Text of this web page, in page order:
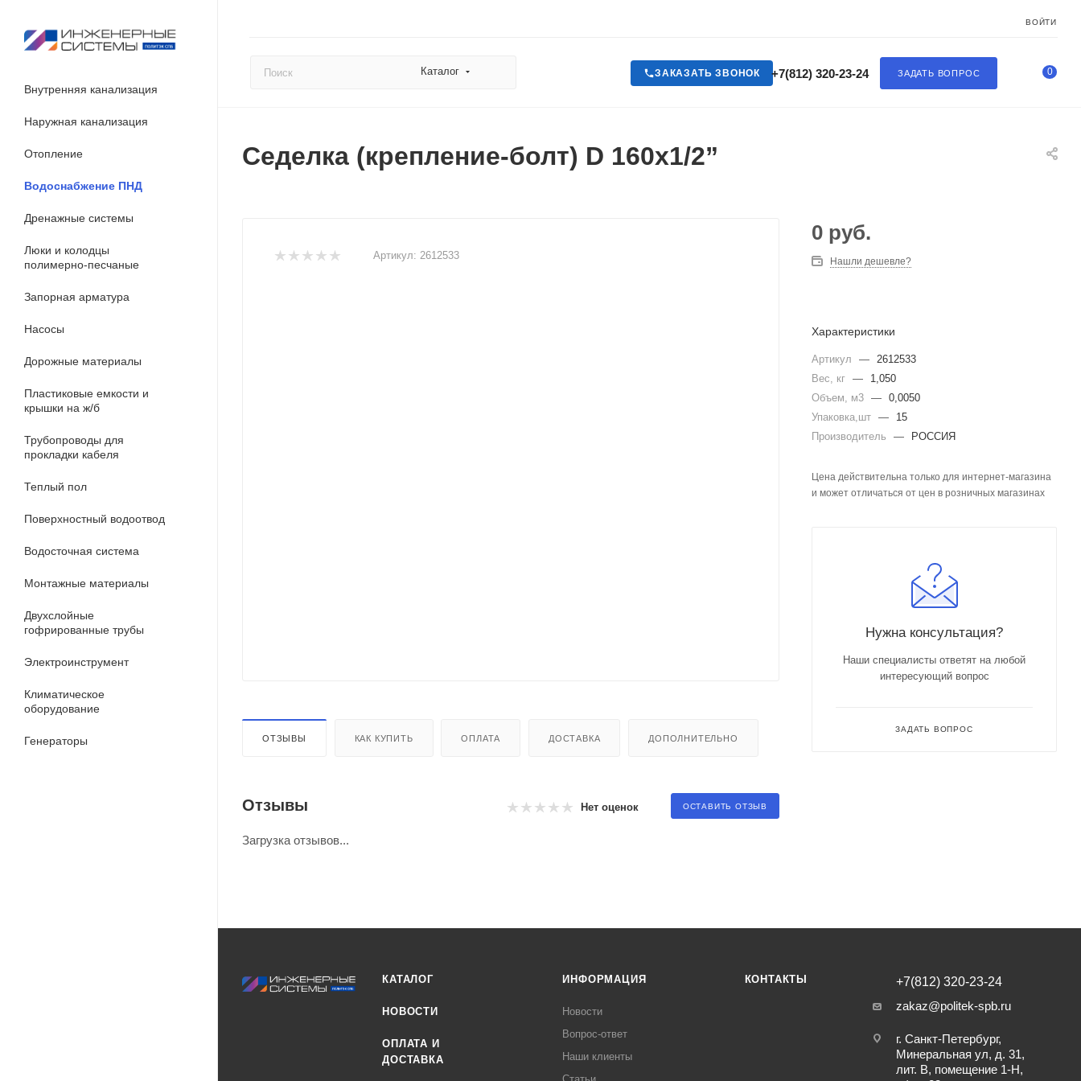
ВОЙТИ
Каталог ЗАДАТЬ ВОПРОС
+7(812) 320-23-24
ЗАКАЗАТЬ ЗВОНОК 0
Внутренняя канализация
Наружная канализация
Отопление
Водоснабжение ПНД
Дренажные системы
Люки и колодцы
полимерно-песчаные
Запорная арматура
Насосы
Дорожные материалы
Пластиковые емкости и
крышки на ж/б
Трубопроводы для
прокладки кабеля
Теплый пол
Поверхностный водоотвод
Водосточная система
Монтажные материалы
Двухслойные
гофрированные трубы
Электроинструмент
Климатическое
оборудование
Генераторы
Седелка (крепление-болт) D 160х1/2”
Артикул: 2612533
ОТЗЫВЫ КАК КУПИТЬ ОПЛАТА ДОСТАВКА ДОПОЛНИТЕЛЬНО
Отзывы Нет оценок ОСТАВИТЬ ОТЗЫВ
Загрузка отзывов...
0 руб.
Нашли дешевле?
Характеристики
Артикул — 2612533
Вес, кг —
1,050
Объем, м3 — 0,0050
Упаковка,шт —
15
Производитель
— РОССИЯ
Цена действительна только для интернет-магазина
и может отличаться от цен в розничных магазинах
Нужна консультация?
Наши специалисты ответят на любой
интересующий вопрос
ЗАДАТЬ ВОПРОС
КАТАЛОГ
НОВОСТИ
ОПЛАТА И
ДОСТАВКА
ИНФОРМАЦИЯ
Новости
Вопрос-ответ
Наши клиенты
КОНТАКТЫ
+7(812) 320-23-24
zakaz@politek-spb.ru
г. Санкт-Петербург,
Минеральная ул, д. 31,
лит. В, помещение 1-Н,